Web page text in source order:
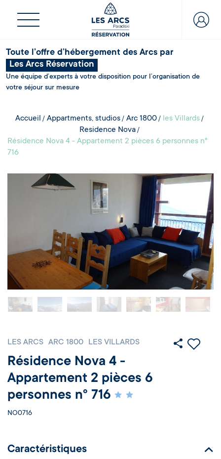
Toute l’offre d’hébergement des Arcs par
Les Arcs Réservation
Une équipe d’experts à votre disposition pour l’organisation de
votre séjour sur mesure
Accueil Appartments, studios Arc 1800
les Villards
Residence Nova
Résidence Nova 4 - Appartement 2 pièces 6 personnes n°
716
LES ARCS ARC 1800 LES VILLARDS
Résidence Nova 4 -
Appartement 2 pièces 6
personnes n° 716
NO0716
Caractéristiques